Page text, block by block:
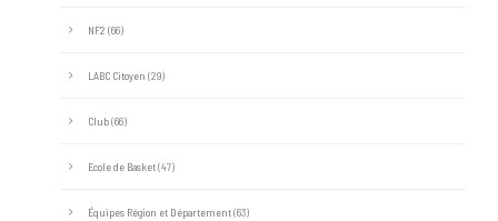
NF2 (66)
LABC Citoyen (29)
Club(66)
Ecole de Basket(47)
Équipes Région et Département(63)